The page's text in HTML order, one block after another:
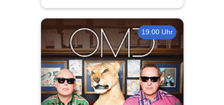
19:00 Uhr